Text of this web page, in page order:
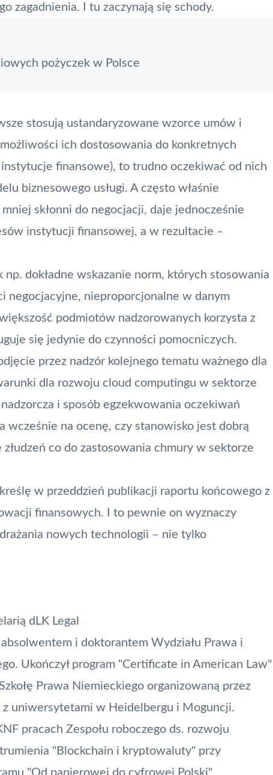
zagadnienia. I tu zaczynają się schody.
pożyczek w Polsce
stosują ustandaryzowane wzorce umów i
ich dostosowania do konkretnych
finansowe), to trudno oczekiwać od nich
biznesowego usługi. A często właśnie
skłonni do negocjacji, daje jednocześnie
instytucji finansowej, a w rezultacie –
dokładne wskazanie norm, których stosowania
negocjacyjne, nieproporcjonalne w danym
podmiotów nadzorowanych korzysta z
się jedynie do czynności pomocniczych.
przez nadzór kolejnego tematu ważnego dla
dla rozwoju cloud computingu w sektorze
i sposób egzekwowania oczekiwań
wcześnie na ocenę, czy stanowisko jest dobrą
co do zastosowania chmury w sektorze
w przeddzień publikacji raportu końcowego z
finansowych. I to pewnie on wyznaczy
nowych technologii – nie tylko
dLK Legal
i doktorantem Wydziału Prawa i
Ukończył program "Certificate in American Law"
Prawa Niemieckiego organizowaną przez
uniwersytetami w Heidelbergu i Moguncji.
pracach Zespołu roboczego ds. rozwoju
"Blockchain i kryptowaluty" przy
"Od papierowej do cyfrowej Polski".